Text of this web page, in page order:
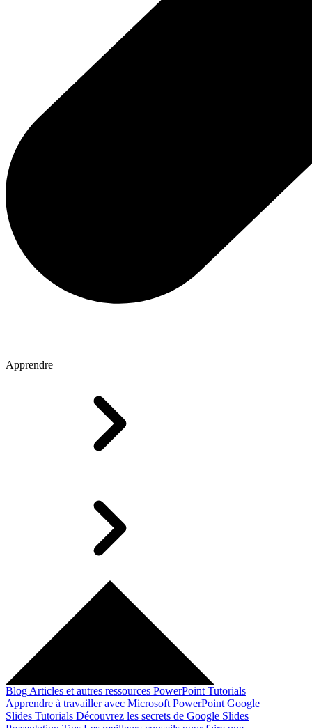
Apprendre
Blog Articles et autres ressources PowerPoint Tutorials
Apprendre à travailler avec Microsoft PowerPoint Google
Slides Tutorials Découvrez les secrets de Google Slides